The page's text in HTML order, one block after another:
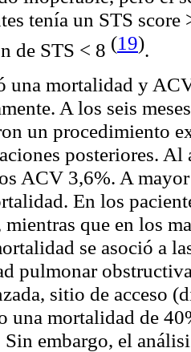
tenía un STS
de STS < 8 (19).
una mortalidad y
A los seis
un procedimiento
posteriores.
ACV 3,6%. A
En los
mientras que en los
se asoció a
pulmonar
sitio de acceso
una mortalidad de
Sin embargo, el